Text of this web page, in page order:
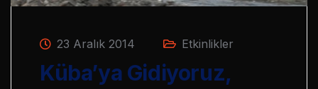
23 Aralık 2014 Etkinlikler
Küba’ya Gidiyoruz,